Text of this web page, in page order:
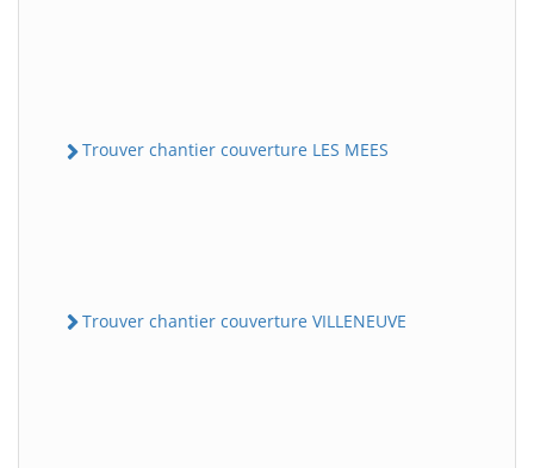
Trouver chantier couverture LES MEES
Trouver chantier couverture VILLENEUVE